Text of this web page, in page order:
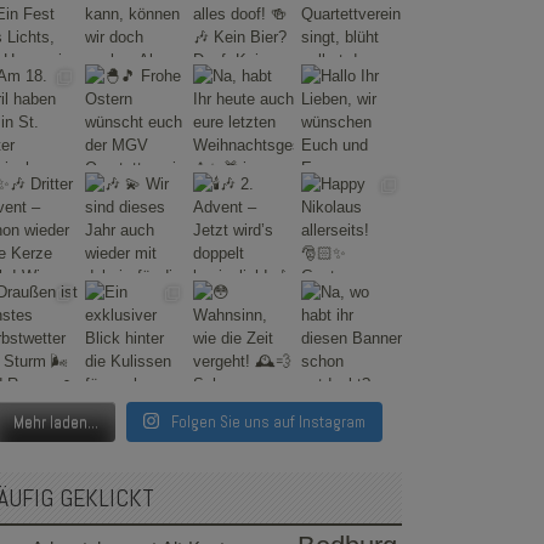
Mehr laden... Folgen Sie uns auf Instagram
GEKLICKT